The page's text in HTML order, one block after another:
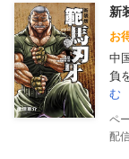
新
お
中
負
む
配